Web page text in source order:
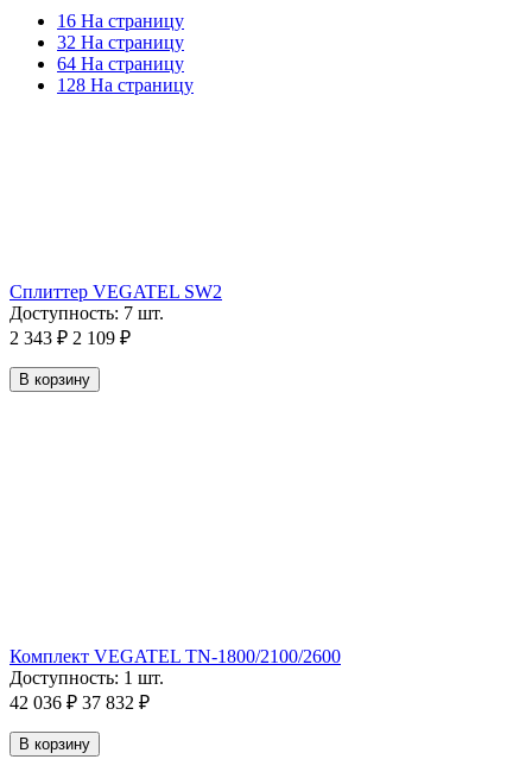
16 На страницу
32 На страницу
64 На страницу
128 На страницу
Сплиттер VEGATEL SW2
Доступность: 7 шт.
2 343 ₽ 2 109 ₽
В корзину
Комплект VEGATEL TN-1800/2100/2600
Доступность: 1 шт.
42 036 ₽ 37 832 ₽
В корзину